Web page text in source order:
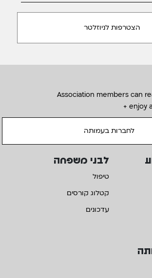
Association members can
+ enjoy
לחברות בעמותה
לבני משפחה
טיפול
קטלוג קורסים
עדכונים